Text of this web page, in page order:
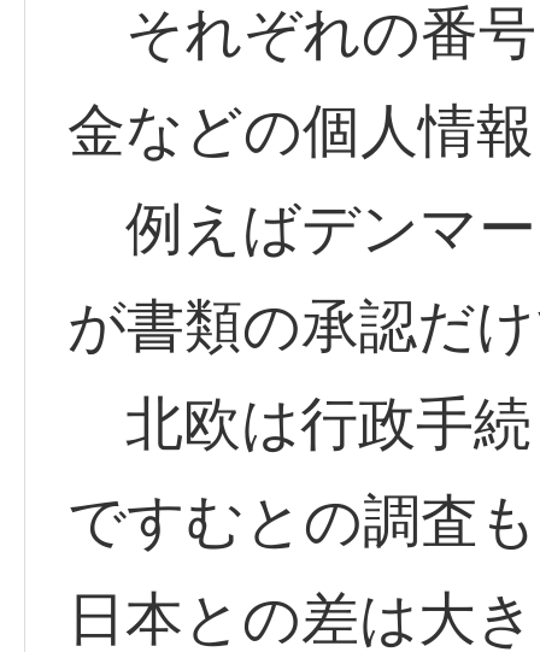
それぞれの番
金などの個人情
例えばデンマ
が書類の承認だ
北欧は行政手
ですむとの調査
日本との差は大